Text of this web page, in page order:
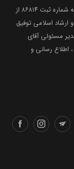
با اخذ مجوز رسمی به شماره ثبت ۸۶۸۱۴ از
ارشاد اسلامی توفیق
امتیازی و مدیر مسئولی آقای
رسانی و